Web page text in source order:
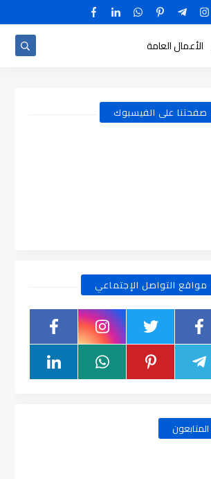
الأعمال العامة
صفحتنا على الفيسبوك
مواقع التواصل الإجتماعي
المتابعون